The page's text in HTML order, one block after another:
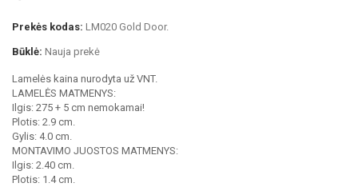
Prekės kodas: LM020 Gold Door.
Būklė: Nauja prekė
Lamelės kaina nurodyta už VNT.
LAMELĖS MATMENYS:
Ilgis: 275 + 5 cm nemokamai!
Plotis: 2.9 cm.
Gylis: 4.0 cm.
MONTAVIMO JUOSTOS MATMENYS:
Ilgis: 2.40 cm.
Plotis: 1.4 cm.